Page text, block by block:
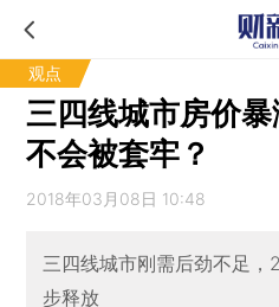
观点
三四线城市房价
不会被套牢？
2018年03月08日 10:48
三四线城市刚需后劲不足
步释放